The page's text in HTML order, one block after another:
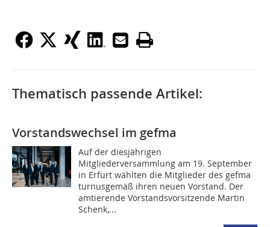
Thematisch passende Artikel:
Vorstandswechsel im gefma
Auf der diesjährigen
Mitgliederversammlung am 19. September
in Erfurt wählten die Mitglieder des gefma
turnusgemäß ihren neuen Vorstand. Der
amtierende Vorstandsvorsitzende Martin
Schenk,...